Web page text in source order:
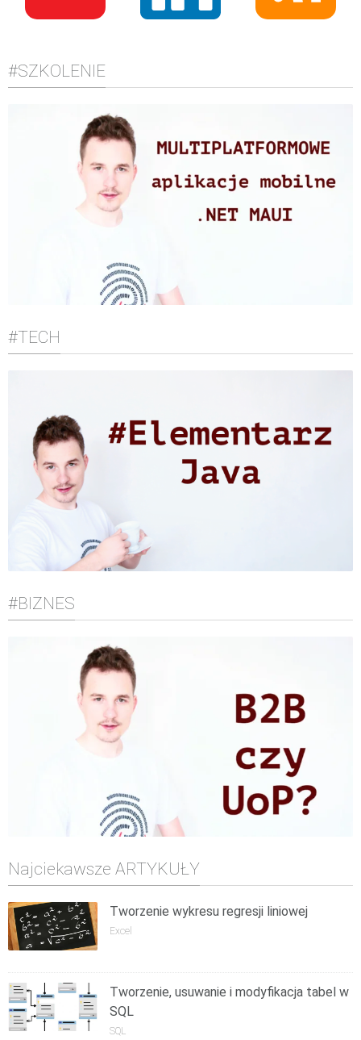
#SZKOLENIE
#TECH
#BIZNES
Najciekawsze ARTYKUŁY
Tworzenie wykresu regresji liniowej
Excel
Tworzenie, usuwanie i modyfikacja tabel w
SQL
SQL